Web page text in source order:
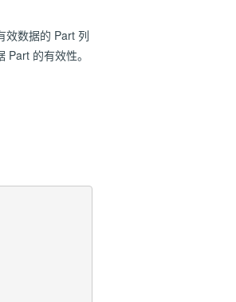
效数据的 Part 列
的有效性。